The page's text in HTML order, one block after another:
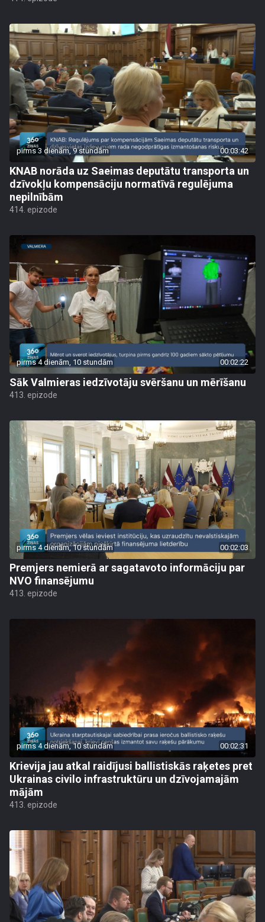
pirms 3 dienām, 9 stundām 00:03:42
KNAB norāda uz Saeimas deputātu transporta un
dzīvokļu kompensāciju normatīvā regulējuma
nepilnībām
414. epizode
pirms 4 dienām, 10 stundām 00:02:22
Sāk Valmieras iedzīvotāju svēršanu un mērīšanu
413. epizode
pirms 4 dienām, 10 stundām 00:02:03
Premjers nemierā ar sagatavoto informāciju par
NVO finansējumu
413. epizode
pirms 4 dienām, 10 stundām 00:02:31
Krievija jau atkal raidījusi ballistiskās raķetes pret
Ukrainas civilo infrastruktūru un dzīvojamajām
mājām
413. epizode